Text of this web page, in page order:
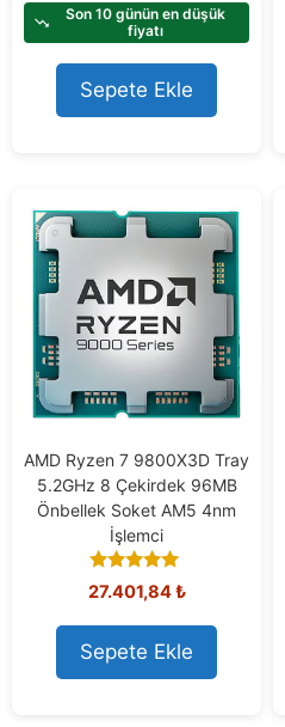
Son 10 günün en düşük
fiyatı
Sepete Ekle
AMD Ryzen 7 9800X3D Tray
5.2GHz 8 Çekirdek 96MB
Önbellek Soket AM5 4nm
İşlemci
5.00
out of 5
27.401,84₺
Sepete Ekle